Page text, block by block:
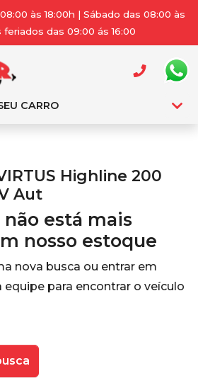
às 18:00h | Sábado das 08:00 às
feriados das 09:00 ás 16:00
CARRO
Highline 200
Aut
está mais
nosso estoque
nova busca ou entrar em
para encontrar o veículo